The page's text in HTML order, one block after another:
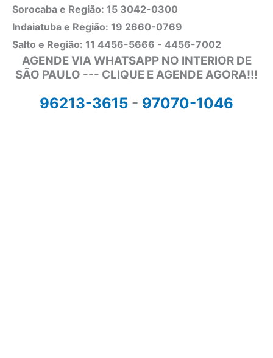
Sorocaba e Região: 15 3042-0300
Indaiatuba e Região: 19 2660-0769
Salto e Região: 11 4456-5666 - 4456-7002
AGENDE VIA WHATSAPP NO INTERIOR DE
SÃO PAULO --- CLIQUE E AGENDE AGORA!!!
96213-3615 - 97070-1046